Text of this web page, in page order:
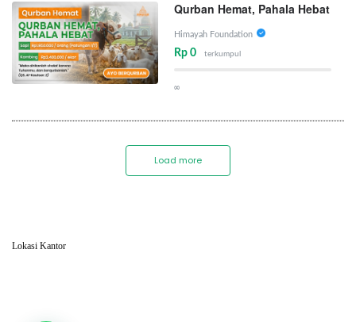
Qurban Hemat, Pahala Hebat
Himayah Foundation
Rp 0 terkumpul
∞
Load more
Lokasi Kantor